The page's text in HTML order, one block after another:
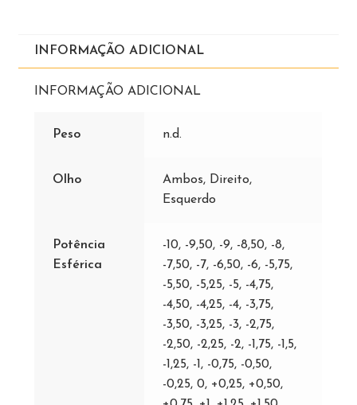
INFORMAÇÃO ADICIONAL
INFORMAÇÃO ADICIONAL
Peso n.d.
Olho
Ambos, Direito,
Esquerdo
Potência
Esférica
-10, -9,50, -9, -8,50, -8,
-7,50, -7, -6,50, -6, -5,75,
-5,50, -5,25, -5, -4,75,
-4,50, -4,25, -4, -3,75,
-3,50, -3,25, -3, -2,75,
-2,50, -2,25, -2, -1,75, -1,5,
-1,25, -1, -0,75, -0,50,
-0,25, 0, +0,25, +0,50,